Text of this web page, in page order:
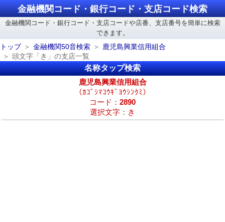
金融機関コード・銀行コード・支店コード検索
金融機関コード・銀行コード・支店コードや店番、支店番号を簡単に検索
できます。
トップ
金融機関50音検索
鹿児島興業信用組合
頭文字「き」の支店一覧
名称タップ検索
鹿児島興業信用組合
（ｶｺﾞｼﾏｺｳｷﾞﾖｳｼﾝｸﾐ）
コード： 2890
選択文字：き